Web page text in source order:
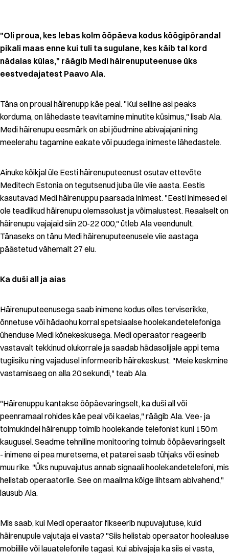
"Oli proua, kes lebas kolm ööpäeva kodus köögipõrandal
pikali maas enne kui tuli ta sugulane, kes käib tal kord
nädalas külas," räägib Medi häirenuputeenuse üks
eestvedajatest Paavo Ala.
Täna on proual häirenupp käe peal. "Kui selline asi peaks
korduma, on lähedaste teavitamine minutite küsimus," lisab Ala.
Medi häirenupu eesmärk on abi jõudmine abivajajani ning
meelerahu tagamine eakate või puudega inimeste lähedastele.
Ainuke kõikjal üle Eesti häirenuputeenust osutav ettevõte
Meditech Estonia on tegutsenud juba üle viie aasta. Eestis
kasutavad Medi häirenuppu paarsada inimest. "Eesti inimesed ei
ole teadlikud häirenupu olemasolust ja võimalustest. Reaalselt on
häirenupu vajajaid siin 20-22 000," ütleb Ala veendunult.
Tänaseks on tänu Medi häirenuputeenusele viie aastaga
päästetud vähemalt 27 elu.
Ka duši all ja aias
Häirenuputeenusega saab inimene kodus olles terviserikke,
õnnetuse või hädaohu korral spetsiaalse hoolekandetelefoniga
ühenduse Medi kõnekeskusega. Medi operaator reageerib
vastavalt tekkinud olukorrale ja saadab hädasolijale appi tema
tugiisiku ning vajadusel informeerib häirekeskust. "Meie keskmine
vastamisaeg on alla 20 sekundi," teab Ala.
"Häirenuppu kantakse ööpäevaringselt, ka duši all või
peenramaal rohides käe peal või kaelas," räägib Ala. Vee- ja
tolmukindel häirenupp toimib hoolekande telefonist kuni 150 m
kaugusel. Seadme tehniline monitooring toimub ööpäevaringselt
- inimene ei pea muretsema, et patarei saab tühjaks või esineb
muu rike. "Üks nupuvajutus annab signaali hoolekandetelefoni, mis
helistab operaatorile. See on maailma kõige lihtsam abivahend,"
lausub Ala.
Mis saab, kui Medi operaator fikseerib nupuvajutuse, kuid
häirenupule vajutaja ei vasta? "Siis helistab operaator hoolealuse
mobiilile või lauatelefonile tagasi. Kui abivajaja ka siis ei vasta,